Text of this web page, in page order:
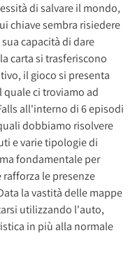
di salvare il mondo,
chiave sembra risiedere
capacità di dare
carta si trasferiscono
il gioco si presenta
ci troviamo ad
all'interno di 6 episodi
dobbiamo risolvere
e varie tipologie di
fondamentale per
le presenze
la vastità delle mappe
utilizzando l'auto,
in più alla normale